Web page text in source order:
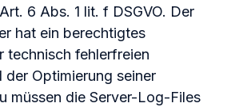
6 Abs. 1 lit. f DSGVO. Der
hat ein berechtigtes
technisch fehlerfreien
der Optimierung seiner
müssen die Server-Log-Files